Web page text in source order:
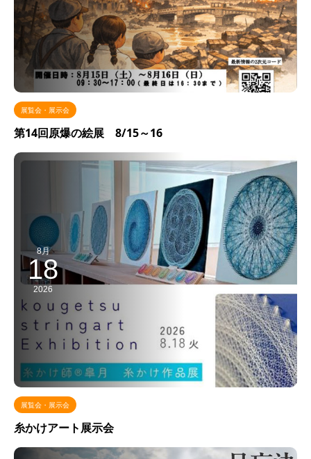
展覧会・展示会
第14回原爆の絵展 8/15～16
8月
18
2026
展覧会・展示会
糸かけアート展示会